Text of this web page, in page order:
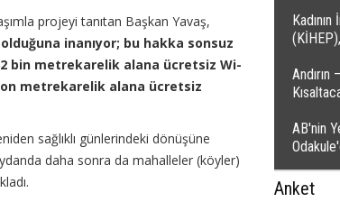
projeyi tanıtan Başkan Yavaş,
inanıyor; bu hakka sonsuz
bin metrekarelik alana ücretsiz Wi-
metrekarelik alana ücretsiz
sağlıklı günlerindeki dönüşüne
daha sonra da mahalleler (köyler)
Andırın
AB'nin
Anket